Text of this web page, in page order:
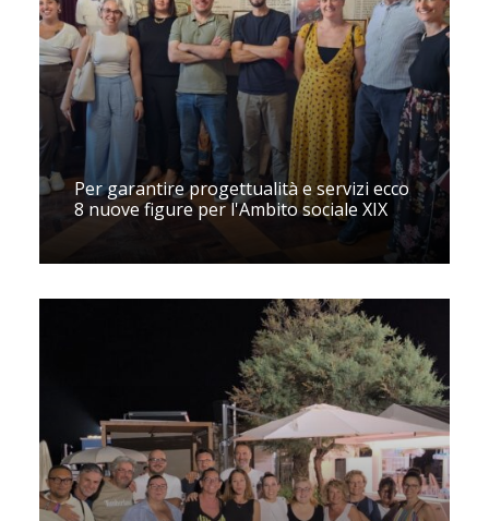
Per garantire progettualità e servizi ecco
8 nuove figure per l'Ambito sociale XIX